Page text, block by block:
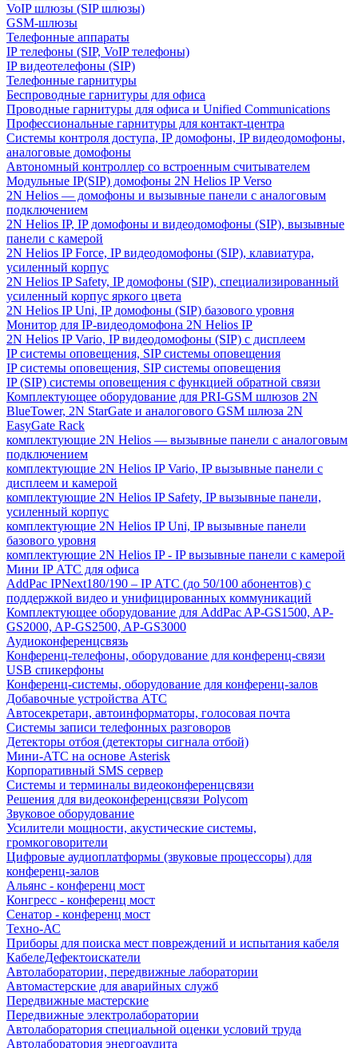
VoIP шлюзы (SIP шлюзы)
GSM-шлюзы
Телефонные аппараты
IP телефоны (SIP, VoIP телефоны)
IP видеотелефоны (SIP)
Телефонные гарнитуры
Беспроводные гарнитуры для офиса
Проводные гарнитуры для офиса и Unified Communications
Профессиональные гарнитуры для контакт-центра
Системы контроля доступа, IP домофоны, IP видеодомофоны,
аналоговые домофоны
Автономный контроллер со встроенным считывателем
Модульные IP(SIP) домофоны 2N Helios IP Verso
2N Helios — домофоны и вызывные панели с аналоговым
подключением
2N Helios IP, IP домофоны и видеодомофоны (SIP), вызывные
панели с камерой
2N Helios IP Force, IP видеодомофоны (SIP), клавиатура,
усиленный корпус
2N Helios IP Safety, IP домофоны (SIP), специализированный
усиленный корпус яркого цвета
2N Helios IP Uni, IP домофоны (SIP) базового уровня
Монитор для IP-видеодомофона 2N Helios IP
2N Helios IP Vario, IP видеодомофоны (SIP) с дисплеем
IP системы оповещения, SIP системы оповещения
IP системы оповещения, SIP системы оповещения
IP (SIP) системы оповещения с функцией обратной связи
Комплектующее оборудование для PRI-GSM шлюзов 2N
BlueTower, 2N StarGate и аналогового GSM шлюза 2N
EasyGate Rack
комплектующие 2N Helios — вызывные панели с аналоговым
подключением
комплектующие 2N Helios IP Vario, IP вызывные панели с
дисплеем и камерой
комплектующие 2N Helios IP Safety, IP вызывные панели,
усиленный корпус
комплектующие 2N Helios IP Uni, IP вызывные панели
базового уровня
комплектующие 2N Helios IP - IP вызывные панели с камерой
Мини IP АТС для офиса
AddPac IPNext180/190 – IP АТС (до 50/100 абонентов) с
поддержкой видео и унифицированных коммуникаций
Комплектующее оборудование для AddPac AP-GS1500, AP-
GS2000, AP-GS2500, AP-GS3000
Аудиоконференцсвязь
Конференц-телефоны, оборудование для конференц-связи
USB спикерфоны
Конференц-системы, оборудование для конференц-залов
Добавочные устройства АТС
Автосекретари, автоинформаторы, голосовая почта
Системы записи телефонных разговоров
Детекторы отбоя (детекторы сигнала отбой)
Мини-АТС на основе Asterisk
Корпоративный SMS сервер
Системы и терминалы видеоконференцсвязи
Решения для видеоконференцсвязи Polycom
Звуковое оборудование
Усилители мощности, акустические системы,
громкоговорители
Цифровые аудиоплатформы (звуковые процессоры) для
конференц-залов
Альянс - конференц мост
Конгресс - конференц мост
Сенатор - конференц мост
Техно-АС
Приборы для поиска мест повреждений и испытания кабеля
КабелеДефектоискатели
Автолаборатории, передвижные лаборатории
Автомастерские для аварийных служб
Передвижные мастерские
Передвижные электролаборатории
Автолаборатория специальной оценки условий труда
Автолаборатория энергоаудита